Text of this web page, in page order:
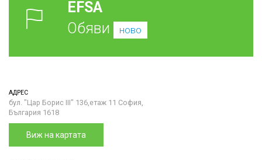
EFSA
Обяви
ново
АДРЕС
бул. "Цар Борис III" 136,етаж 11 София,
България 1618
Виж на картата